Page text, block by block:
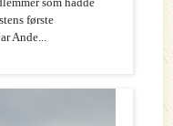
første
Ande...